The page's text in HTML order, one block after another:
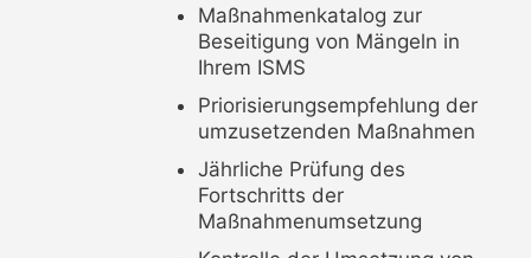
Maßnahmenkatalog zur
Beseitigung von Mängeln in
Ihrem ISMS
Priorisierungsempfehlung der
umzusetzenden Maßnahmen
Jährliche Prüfung des
Fortschritts der
Maßnahmenumsetzung